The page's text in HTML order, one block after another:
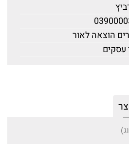
הוצאה לאור